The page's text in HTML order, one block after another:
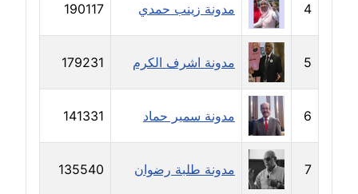
مدونة خالد عويس
عاملة
مدونة خالد منير
عاملة
مدونة خليل السيد
عاملة
4 مدونة زينب حمدي 190117
5 مدونة اشرف الكرم 179231
6 مدونة سمير حماد 141331
7 مدونة طلبة رضوان 135540